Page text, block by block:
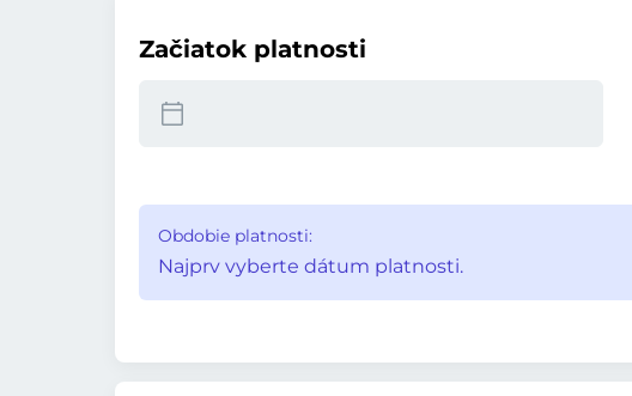
Začiatok platnosti
Obdobie platnosti:
Najprv vyberte dátum platnosti.